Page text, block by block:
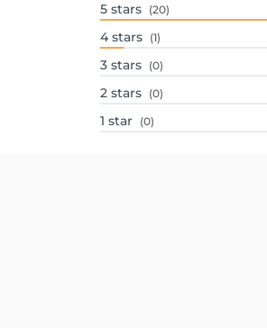
5 stars (20)
4 stars (1)
3 stars (0)
2 stars (0)
1 star (0)